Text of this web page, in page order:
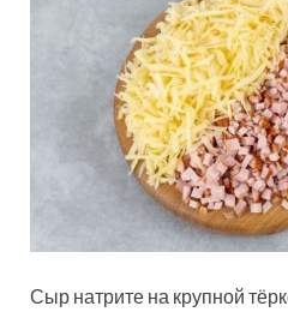
Сыр натрите на крупной